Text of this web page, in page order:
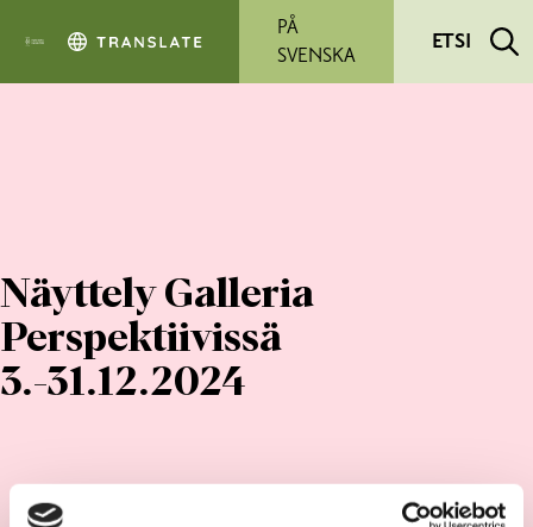
PÅ
SVENSKA
ETSI
Näyttely Galleria
Perspektiivissä
3.-31.12.2024